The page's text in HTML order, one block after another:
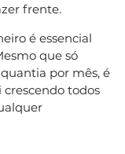
frente.
é essencial
que só
por mês, é
crescendo todos